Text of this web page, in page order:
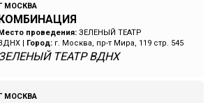
МОСКВА
проведения: ЗЕЛЕНЫЙ ТЕАТР
| Город: г. Москва, пр-т Мира, 119 стр. 545
ТЕАТР ВДНХ
Г МОСКВА